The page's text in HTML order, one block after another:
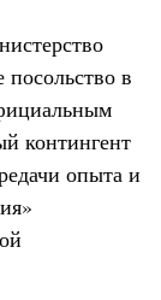
посольство в
контингент
опыта и